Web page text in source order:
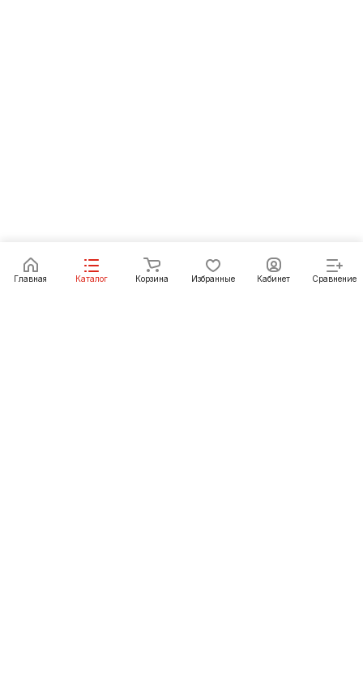
Главная Каталог Корзина Избранные Кабинет Сравнение